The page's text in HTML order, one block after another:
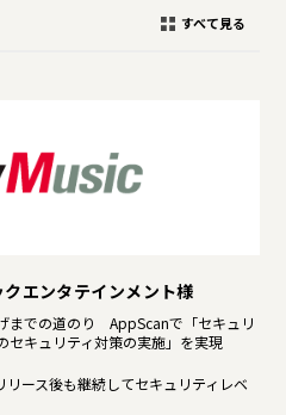
エンタテインメント様
までの道のり AppScanで「セキュリ
セキュリティ対策の実施」を実現
ース後も継続してセキュリティレベ
すべて見る